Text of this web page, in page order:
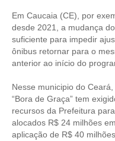
ENGENHEIRO
SEESP EDUCAÇÃO
BENEFÍCIOS
APOSENTADORIA
Em Caucaia (CE), por
desde 2021, a mudança
suficiente para impedir
ônibus retornar para o
anterior ao início do
Nesse municipio do
“Bora de Graça” tem
recursos da Prefeitura
alocados R$ 24 milhões
aplicação de R$ 40